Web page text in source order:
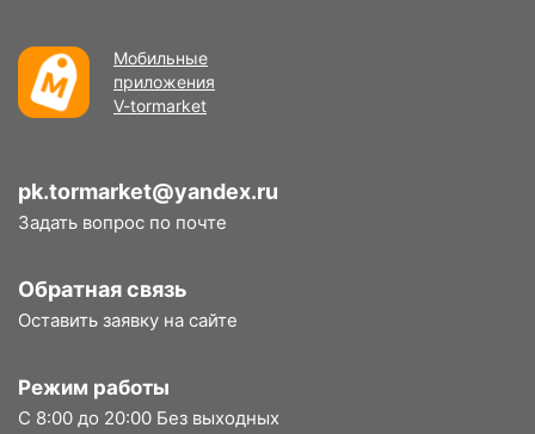
Мобильные
приложения
V-tormarket
pk.tormarket@yandex.ru
Задать вопрос по почте
Обратная связь
Оставить заявку на сайте
Режим работы
С 8:00 до 20:00 Без выходных